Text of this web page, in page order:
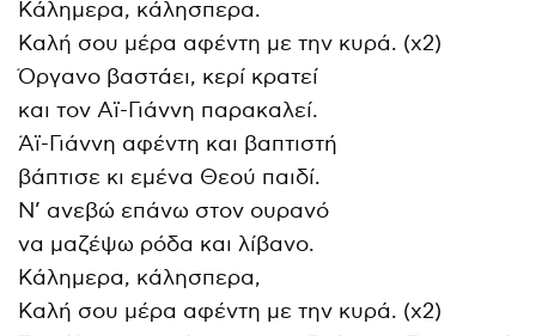
Κάλημερα, κάλησπερα.
Καλή σου μέρα αφέντη με την κυρά. (x2)
Όργανo βαστάει, κερί κρατεί
και τον Αϊ-Γιάννη παρακαλεί.
Άϊ-Γιάννη αφέντη και βαπτιστή
βάπτισε κι εμένα Θεού παιδί.
Ν’ ανεβώ επάνω στον ουρανό
να μαζέψω ρόδα και λίβανο.
Κάλημερα, κάλησπερα,
Καλή σου μέρα αφέντη με την κυρά. (x2)